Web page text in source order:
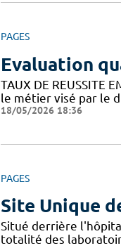
PAGES
Evaluation
TAUX DE REUSSITE
le métier visé par le
18/05/2026 18:36
PAGES
Site Unique
Situé derrière
totalité des